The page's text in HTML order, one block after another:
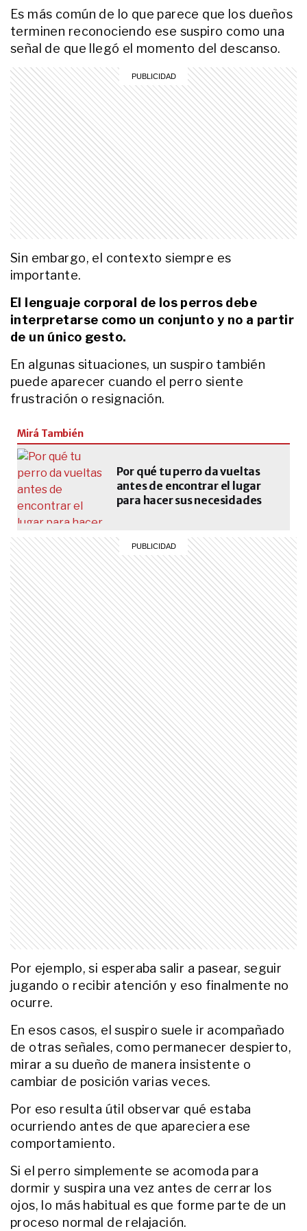
Es más común de lo que parece que los dueños
terminen reconociendo ese suspiro como una
señal de que llegó el momento del descanso.
Sin embargo, el contexto siempre es
importante.
El lenguaje corporal de los perros debe
interpretarse como un conjunto y no a partir
de un único gesto.
En algunas situaciones, un suspiro también
puede aparecer cuando el perro siente
frustración o resignación.
Mirá También
Por qué tu perro da vueltas
antes de encontrar el lugar
para hacer sus necesidades
Por ejemplo, si esperaba salir a pasear, seguir
jugando o recibir atención y eso finalmente no
ocurre.
En esos casos, el suspiro suele ir acompañado
de otras señales, como permanecer despierto,
mirar a su dueño de manera insistente o
cambiar de posición varias veces.
Por eso resulta útil observar qué estaba
ocurriendo antes de que apareciera ese
comportamiento.
Si el perro simplemente se acomoda para
dormir y suspira una vez antes de cerrar los
ojos, lo más habitual es que forme parte de un
proceso normal de relajación.
LIFESTYLE
Por qué algunos gatos apoyan la
cabeza sobre la mano de sus
dueños y qué significa ese
comportamiento
LIFESTYLE
Qué significa cuando tu gato
entra a una habitación y se queda
mirando sin hacer nada
LIFESTYLE
Qué significa cuando tu gato se
queda sentado sobre objetos que
estabas usando
LIFESTYLE
Dónde le gusta dormir realmente
lugar todo el tiempo)
LIFESTYLE
El hábito después de cenar que
puede ayudarte a sentirte más
liviano antes de dormir
colectivo: de su experimentado
técnicas para evitar ruidosas
confrontaciones
LIFESTYLE
Qué significa cuando tu gato mira
fijo un punto de la casa sin
LIFESTYLE
Cómo entrenar a tu cachorro para
que no haga sus necesidades
dentro de casa
LIFESTYLE
Qué pasa cuando dormís con la
televisión prendida todas las
noches
AUTOS Y MOTOS
La marca de autos que piensa en
las mascotas y desarrolló un
innovador sistema para su
cuidado
LIFESTYLE
Por qué tu gato tira cosas al piso:
lo que hay detrás de este
comportamiento tan común
ACTUALIDAD
Por qué irse a dormir con la
televisión prendida engorda:
Diego Golombek y sus consejos
para dormir mejor
LIFESTYLE
Tu gato no siempre juega: cómo
diferenciar señales de afecto y de
agresión en casa
El hábito de tomar una bebida
caliente después de cenar que
muchas personas incorporan en
invierno
Tu gato tampoco es
“independiente todo el tiempo”:
qué necesita realmente para
estar bien en casa
LIFESTYLE
Los 5 beneficios de sacar a
pasear a tu gato y qué tener en
cuenta antes de intentarlo